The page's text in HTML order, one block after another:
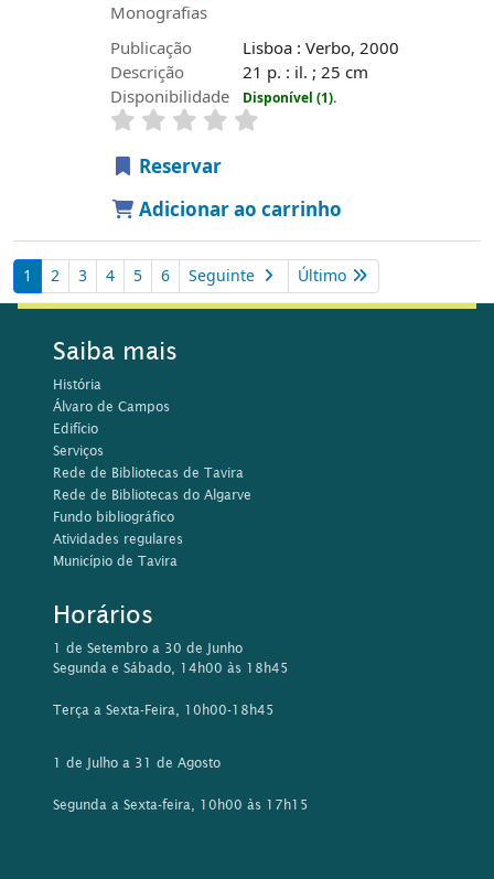
Monografias
Publicação
Lisboa : Verbo, 2000
Descrição
21 p. : il. ; 25 cm
Disponibilidade
Disponível (1).
Reservar
Adicionar ao carrinho
1 2 3 4 5 6 Seguinte Último
Saiba mais
História
Álvaro de Campos
Edifício
Serviços
Rede de Bibliotecas de Tavira
Rede de Bibliotecas do Algarve
Fundo bibliográfico
Atividades regulares
Município de Tavira
Horários
1 de Setembro a 30 de Junho
Segunda e Sábado, 14h00 às 18h45
Terça a Sexta-Feira, 10h00-18h45
1 de Julho a 31 de Agosto
Segunda a Sexta-feira, 10h00 às 17h15